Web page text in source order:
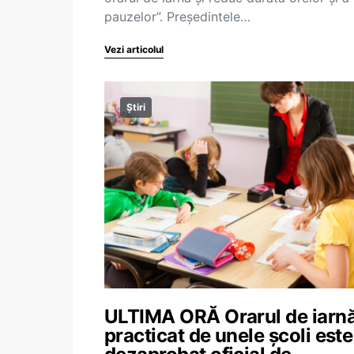
pauzelor”. Președintele…
Vezi articolul
Știri
ULTIMA ORĂ Orarul de
practicat de unele școli este